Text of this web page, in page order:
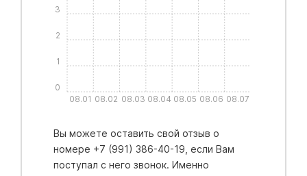
08.01 08.02 08.03 08.04 08.05 08.06 08.07
0
1
2
3
Вы можете оставить свой отзыв о
номере +7 (991) 386-40-19, если Вам
поступал с него звонок. Именно